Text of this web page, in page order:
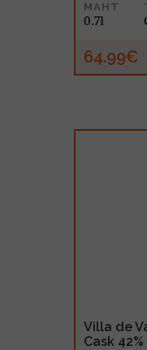
MAHT
0.7l
64.99€
Villa de
Cask